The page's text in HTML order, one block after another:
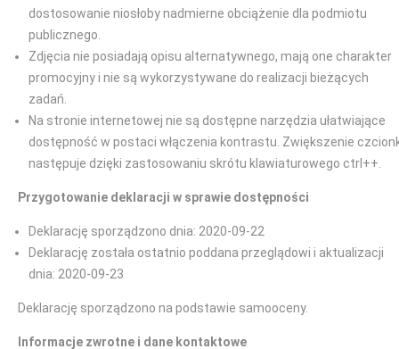
dostosowanie niosłoby nadmierne obciążenie dla podmiotu
publicznego.
Zdjęcia nie posiadają opisu alternatywnego, mają one charakter
promocyjny i nie są wykorzystywane do realizacji bieżących
zadań.
Na stronie internetowej nie są dostępne narzędzia ułatwiające
dostępność w postaci włączenia kontrastu. Zwiększenie
następuje dzięki zastosowaniu skrótu klawiaturowego ctrl++.
Przygotowanie deklaracji w sprawie dostępności
Deklarację sporządzono dnia: 2020-09-22
Deklarację została ostatnio poddana przeglądowi i aktualizacji
dnia: 2020-09-23
Deklarację sporządzono na podstawie samooceny.
Informacje zwrotne i dane kontaktowe